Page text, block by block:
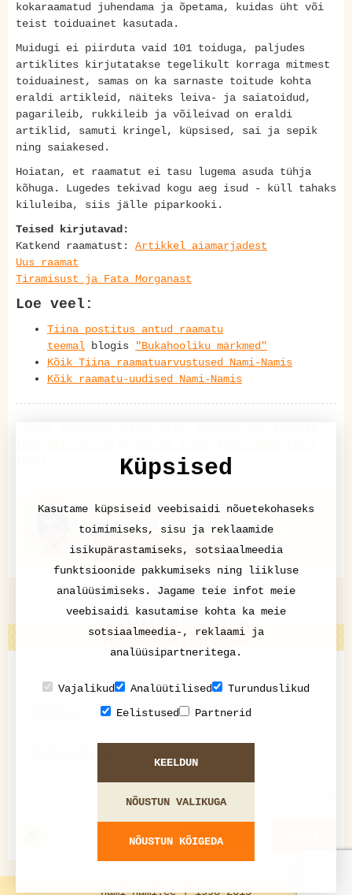
kokaraamatud juhendama ja õpetama, kuidas üht või
teist toiduainet kasutada.
Muidugi ei piirduta vaid 101 toiduga, paljudes
artiklites kirjutatakse tegelikult korraga mitmest
toiduainest, samas on ka sarnaste toitude kohta
eraldi artikleid, näiteks leiva- ja saiatoidud,
pagarileib, rukkileib ja võileivad on eraldi
artiklid, samuti kringel, küpsised, sai ja sepik
ning saiakesed.
Hoiatan, et raamatut ei tasu lugema asuda tühja
kõhuga. Lugedes tekivad kogu aeg isud - küll tahaks
kiluleiba, siis jälle piparkooki.
Teised kirjutavad:
Katkend raamatust: Artikkel aiamarjadest
Uus raamat
Tiramisust ja Fata Morganast
Loe veel:
Tiina postitus antud raamatu
teemal blogis
"Bukahooliku märkmed"
Kõik Tiina raamatuarvustused Nami-Namis
Kõik raamatu-uudised Nami-Namis
Tiina Intal
postitatud 14.01.2017 11:37
LISA KOMMENTAAR
KOMMENTAARID
KATKESTA
nami-nami.ee | 1998-2015
Küpsised
Kasutame küpsiseid veebisaidi nõuetekohaseks
toimimiseks, sisu ja reklaamide
isikupärastamiseks, sotsiaalmeedia
funktsioonide pakkumiseks ning liikluse
analüüsimiseks. Jagame teie infot meie
veebisaidi kasutamise kohta ka meie
sotsiaalmeedia-, reklaami ja
analüüsipartneritega.
Vajalikud Analüütilised
Turunduslikud
Eelistused
Partnerid
KEELDUN
NÕUSTUN VALIKUGA
NÕUSTUN KÕIGEDA